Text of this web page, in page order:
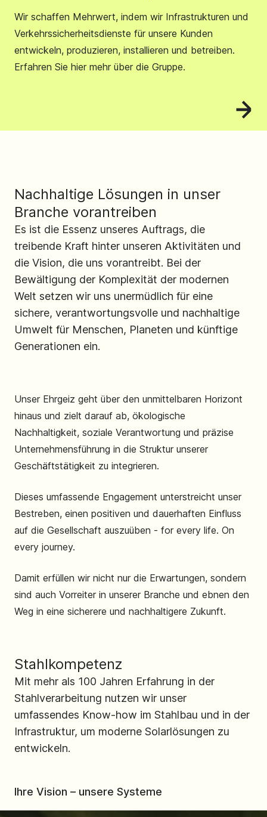
Wir schaffen Mehrwert, indem wir Infrastrukturen und
Verkehrssicherheitsdienste für unsere Kunden
entwickeln, produzieren, installieren und betreiben.
Erfahren Sie hier mehr über die Gruppe.
Nachhaltige Lösungen in unser
Branche vorantreiben
Es ist die Essenz unseres Auftrags, die
treibende Kraft hinter unseren Aktivitäten und
die Vision, die uns vorantreibt. Bei der
Bewältigung der Komplexität der modernen
Welt setzen wir uns unermüdlich für eine
sichere, verantwortungsvolle und nachhaltige
Umwelt für Menschen, Planeten und künftige
Generationen ein.
Unser Ehrgeiz geht über den unmittelbaren Horizont
hinaus und zielt darauf ab, ökologische
Nachhaltigkeit, soziale Verantwortung und präzise
Unternehmensführung in die Struktur unserer
Geschäftstätigkeit zu integrieren.
Dieses umfassende Engagement unterstreicht unser
Bestreben, einen positiven und dauerhaften Einfluss
auf die Gesellschaft auszuüben - for every life. On
every journey.
Damit erfüllen wir nicht nur die Erwartungen, sondern
sind auch Vorreiter in unserer Branche und ebnen den
Weg in eine sicherere und nachhaltigere Zukunft.
Stahlkompetenz
Mit mehr als 100 Jahren Erfahrung in der
Stahlverarbeitung nutzen wir unser
umfassendes Know-how im Stahlbau und in der
Infrastruktur, um moderne Solarlösungen zu
entwickeln.
Ihre Vision – unsere Systeme